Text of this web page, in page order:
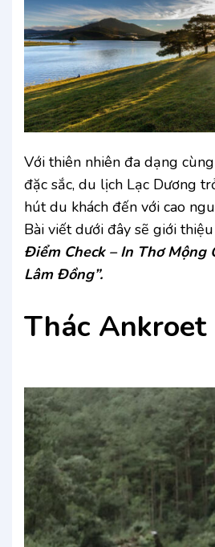
Với thiên nhiên đa dạng
đặc sắc, du lịch Lạc Dương
hút du khách đến với cao
Bài viết dưới đây sẽ giới
Điểm Check – In Thơ Mộng
Lâm Đồng”.
Thác Ankroet